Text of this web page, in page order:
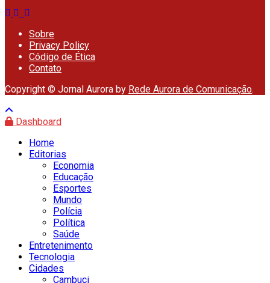
Sobre
Privacy Policy
Código de Ética
Contato
Copyright © Jornal Aurora by Rede Aurora de Comunicação.
Dashboard
Home
Editorias
Economia
Educação
Esportes
Mundo
Polícia
Política
Saúde
Entretenimento
Tecnologia
Cidades
Cambuci